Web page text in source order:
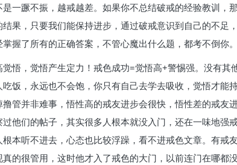
一蹶不振，越戒越差。如果你不总结破戒的经验教训，
果，只要我们能保持进步，通过破戒意识到自己的不足
握了所有的正确答案，不管心魔出什么题，都考不倒你。
悟，觉悟产生定力！戒色成功=觉悟高+警惕强。没有
饭，永远也不会饱，你只有自己去学去吸收，觉悟才能
管并非难事，悟性高的戒友进步会很快，悟性差的戒友
他们的帖子，其实很多人根本就没入门，还在一味地强
本听不进去，心态也比较浮躁，看不进戒色文章。有戒
的很管用，这时他才入了戒色的大门，以前连门在哪都